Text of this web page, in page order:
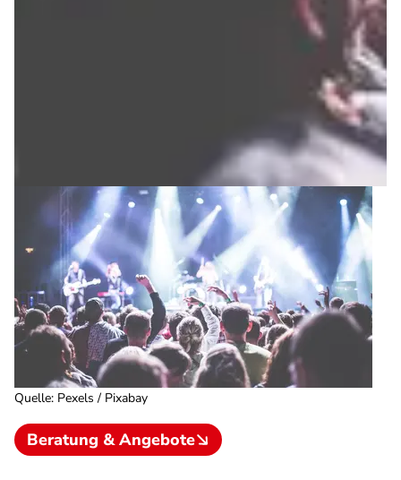
Quelle: Pexels / Pixabay
Beratung & Angebote